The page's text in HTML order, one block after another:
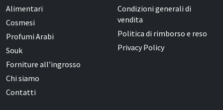
Alimentari
Cosmesi
Profumi Arabi
Souk
Forniture all’ingrosso
Chi siamo
Contatti
Condizioni generali di
vendita
Politica di rimborso e reso
Privacy Policy